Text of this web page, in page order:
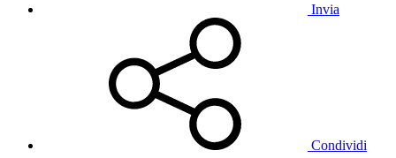
Invia
Condividi